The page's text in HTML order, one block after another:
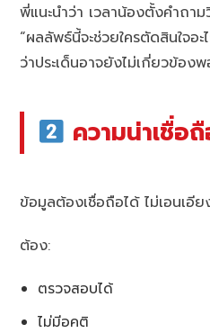
พี่แนะนำว่า เวลาน้องตั้งคำถา
“ผลลัพธ์นี้จะช่วยใครตัดสินใจอ
ว่าประเด็นอาจยังไม่เกี่ยวข้อง
ความน่าเชื่อ
ข้อมูลต้องเชื่อถือได้ ไม่เอนเอีย
ต้อง:
ตรวจสอบได้
ไม่มีอคติ